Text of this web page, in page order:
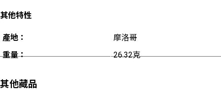
其他特性
產地：
摩洛哥
重量：
26.32克
其他藏品